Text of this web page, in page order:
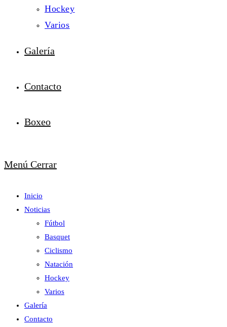
Hockey
Varios
Galería
Contacto
Boxeo
Menú Cerrar
Inicio
Noticias
Fútbol
Basquet
Ciclismo
Natación
Hockey
Varios
Galería
Contacto